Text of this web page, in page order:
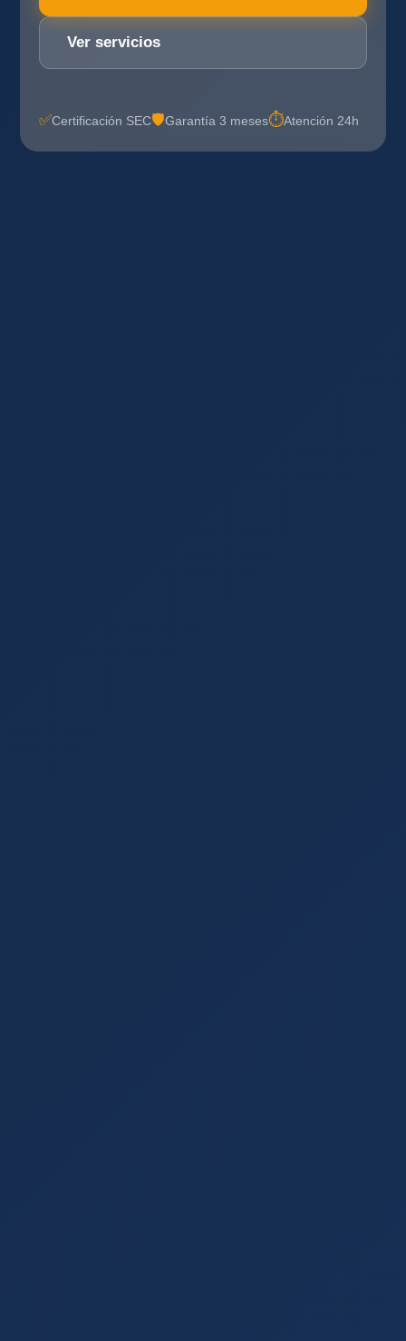
Ver servicios
✅Certificación SEC🛡️Garantía 3 meses⏱️Atención 24h